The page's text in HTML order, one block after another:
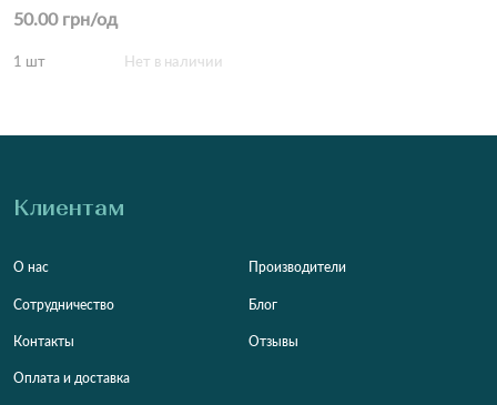
50.00 грн/од
1 шт Нет в наличии
Клиентам
О нас
Сотрудничество
Контакты
Оплата и доставка
Производители
Блог
Отзывы